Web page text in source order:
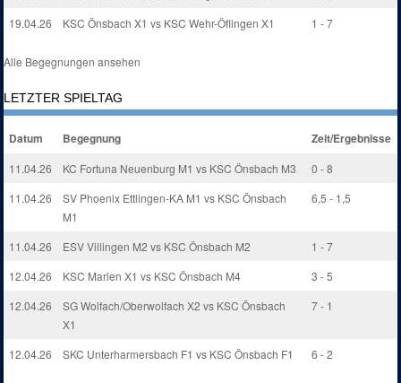
19.04.26
KSC Önsbach X1 vs KSC Wehr-Öflingen X1 1 - 7
Alle Begegnungen ansehen
LETZTER SPIELTAG
Datum Begegnung Zeit/Ergebnisse
11.04.26 KC Fortuna Neuenburg M1 vs KSC Önsbach M3
0 - 8
11.04.26
SV Phoenix Ettlingen-KA M1 vs KSC Önsbach
M1
6,5 - 1,5
11.04.26 ESV Villingen M2 vs KSC Önsbach M2
1 - 7
12.04.26
KSC Marlen X1 vs KSC Önsbach M4
3 - 5
12.04.26
SG Wolfach/Oberwolfach X2 vs KSC Önsbach
X1
7 - 1
12.04.26 SKC Unterharmersbach F1 vs KSC Önsbach F1 6 - 2